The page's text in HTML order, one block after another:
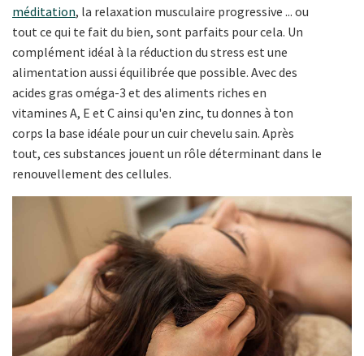
méditation, la relaxation musculaire progressive ... ou
tout ce qui te fait du bien, sont parfaits pour cela. Un
complément idéal à la réduction du stress est une
alimentation aussi équilibrée que possible. Avec des
acides gras oméga-3 et des aliments riches en
vitamines A, E et C ainsi qu'en zinc, tu donnes à ton
corps la base idéale pour un cuir chevelu sain. Après
tout, ces substances jouent un rôle déterminant dans le
renouvellement des cellules.